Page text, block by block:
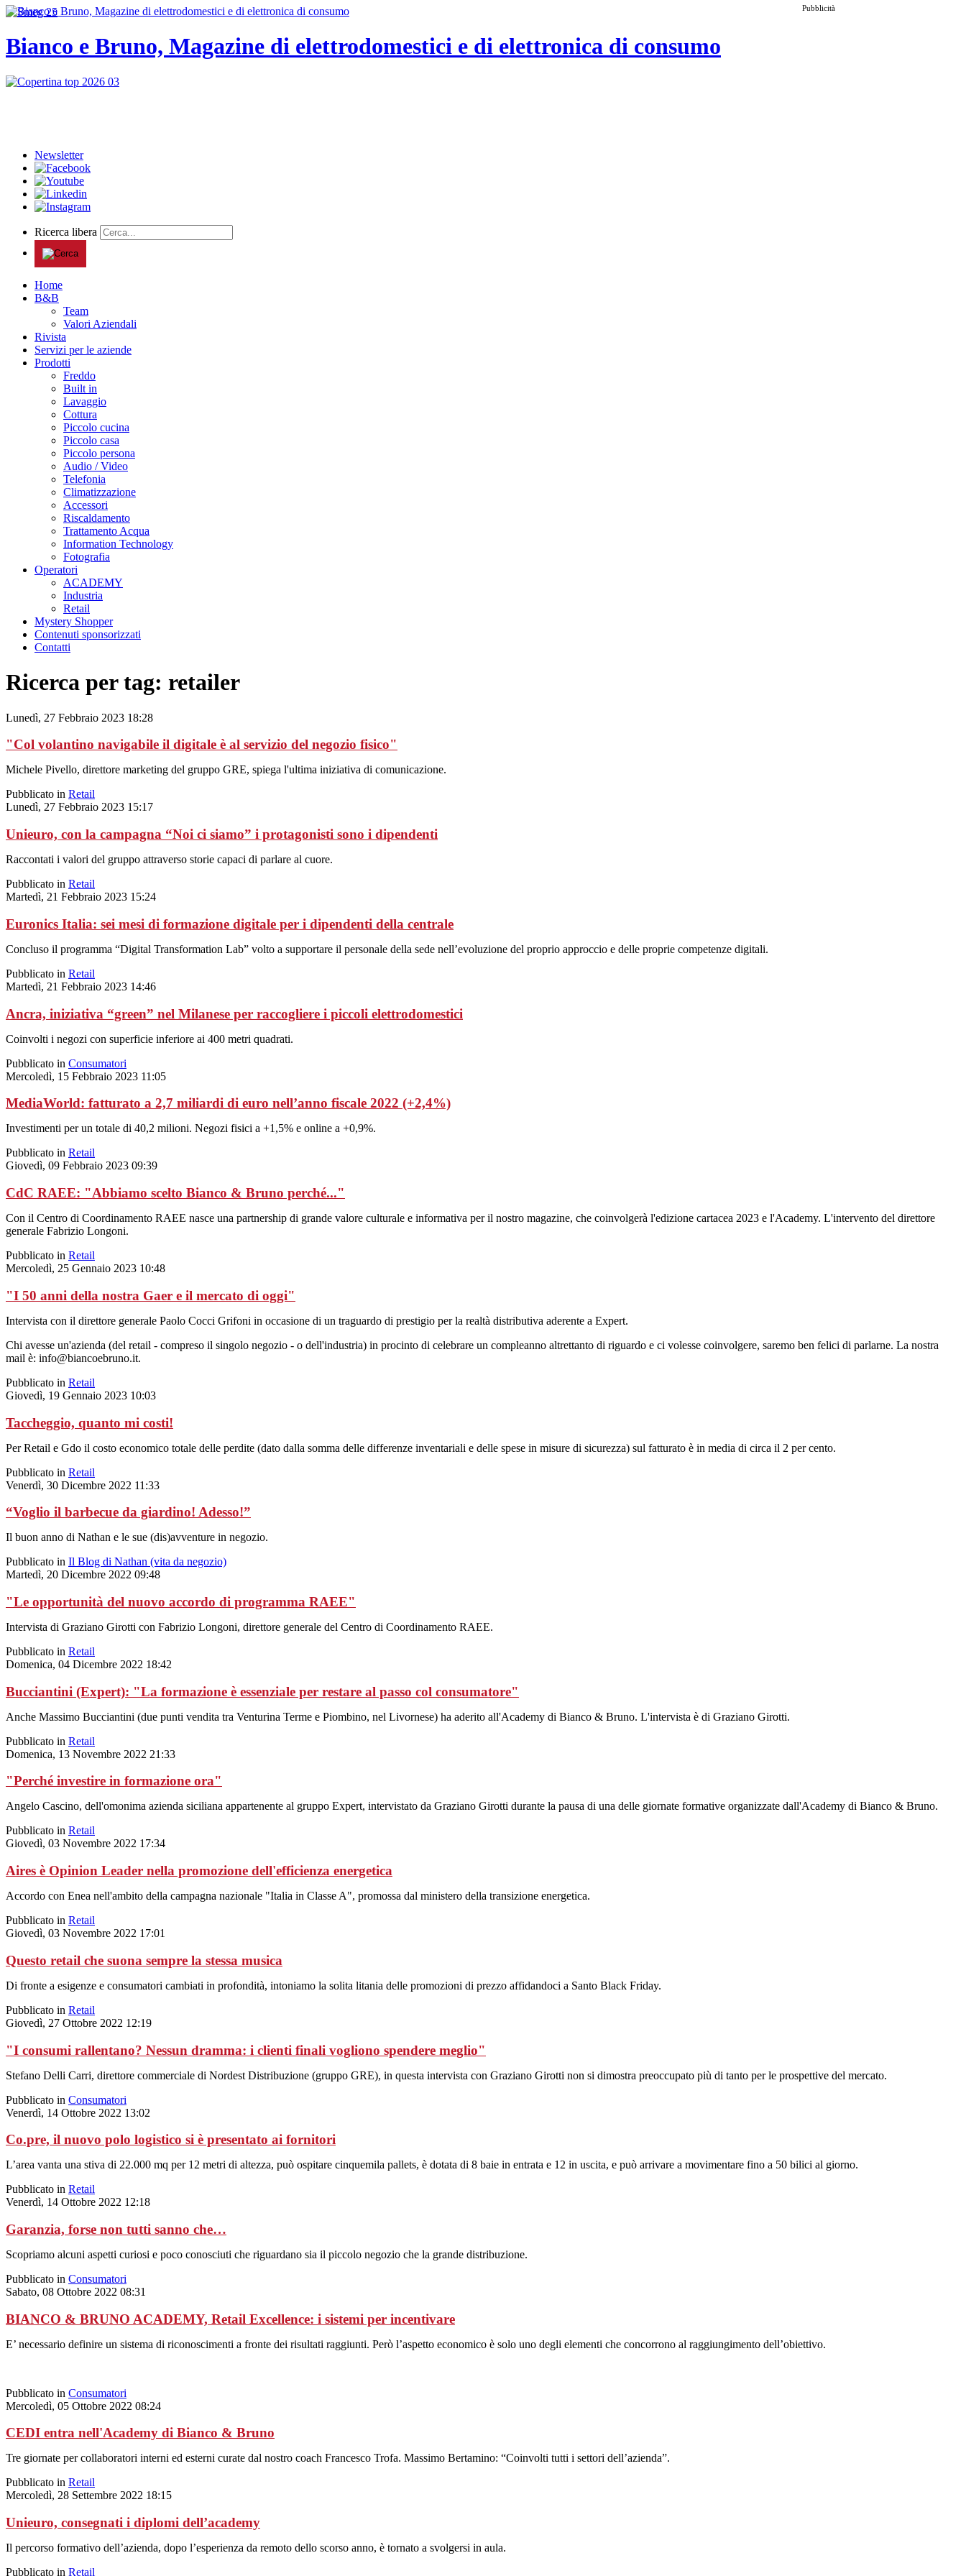
Pubblicità
Bianco e Bruno, Magazine di elettrodomestici e di elettronica di consumo
Newsletter
Ricerca libera
Home
B&B
Team
Valori Aziendali
Rivista
Servizi per le aziende
Prodotti
Freddo
Built in
Lavaggio
Cottura
Piccolo cucina
Piccolo casa
Piccolo persona
Audio / Video
Telefonia
Climatizzazione
Accessori
Riscaldamento
Trattamento Acqua
Information Technology
Fotografia
Operatori
ACADEMY
Industria
Retail
Mystery Shopper
Contenuti sponsorizzati
Contatti
Ricerca per tag: retailer
Lunedì, 27 Febbraio 2023 18:28
"Col volantino navigabile il digitale è al servizio del negozio fisico"
Michele Pivello, direttore marketing del gruppo GRE, spiega l'ultima iniziativa di comunicazione.
Pubblicato in Retail
Lunedì, 27 Febbraio 2023 15:17
Unieuro, con la campagna “Noi ci siamo” i protagonisti sono i dipendenti
Raccontati i valori del gruppo attraverso storie capaci di parlare al cuore.
Pubblicato in Retail
Martedì, 21 Febbraio 2023 15:24
Euronics Italia: sei mesi di formazione digitale per i dipendenti della centrale
Concluso il programma “Digital Transformation Lab” volto a supportare il personale della sede nell’evoluzione del proprio approccio e delle proprie competenze digitali.
Pubblicato in Retail
Martedì, 21 Febbraio 2023 14:46
Ancra, iniziativa “green” nel Milanese per raccogliere i piccoli elettrodomestici
Coinvolti i negozi con superficie inferiore ai 400 metri quadrati.
Pubblicato in Consumatori
Mercoledì, 15 Febbraio 2023 11:05
MediaWorld: fatturato a 2,7 miliardi di euro nell’anno fiscale 2022 (+2,4%)
Investimenti per un totale di 40,2 milioni. Negozi fisici a +1,5% e online a +0,9%.
Pubblicato in Retail
Giovedì, 09 Febbraio 2023 09:39
CdC RAEE: "Abbiamo scelto Bianco & Bruno perché..."
Con il Centro di Coordinamento RAEE nasce una partnership di grande valore culturale e informativa per il nostro magazine, che coinvolgerà l'edizione cartacea 2023 e l'Academy. L'intervento del direttore
generale Fabrizio Longoni.
Pubblicato in Retail
Mercoledì, 25 Gennaio 2023 10:48
"I 50 anni della nostra Gaer e il mercato di oggi"
Intervista con il direttore generale Paolo Cocci Grifoni in occasione di un traguardo di prestigio per la realtà distributiva aderente a Expert.
Chi avesse un'azienda (del retail - compreso il singolo negozio - o dell'industria) in procinto di celebrare un compleanno altrettanto di riguardo e ci volesse coinvolgere, saremo ben felici di parlarne. La nostra
mail è: info@biancoebruno.it.
Pubblicato in Retail
Giovedì, 19 Gennaio 2023 10:03
Taccheggio, quanto mi costi!
Per Retail e Gdo il costo economico totale delle perdite (dato dalla somma delle differenze inventariali e delle spese in misure di sicurezza) sul fatturato è in media di circa il 2 per cento.
Pubblicato in Retail
Venerdì, 30 Dicembre 2022 11:33
“Voglio il barbecue da giardino! Adesso!”
Il buon anno di Nathan e le sue (dis)avventure in negozio.
Pubblicato in Il Blog di Nathan (vita da negozio)
Martedì, 20 Dicembre 2022 09:48
"Le opportunità del nuovo accordo di programma RAEE"
Intervista di Graziano Girotti con Fabrizio Longoni, direttore generale del Centro di Coordinamento RAEE.
Pubblicato in Retail
Domenica, 04 Dicembre 2022 18:42
Bucciantini (Expert): "La formazione è essenziale per restare al passo col consumatore"
Anche Massimo Bucciantini (due punti vendita tra Venturina Terme e Piombino, nel Livornese) ha aderito all'Academy di Bianco & Bruno. L'intervista è di Graziano Girotti.
Pubblicato in Retail
Domenica, 13 Novembre 2022 21:33
"Perché investire in formazione ora"
Angelo Cascino, dell'omonima azienda siciliana appartenente al gruppo Expert, intervistato da Graziano Girotti durante la pausa di una delle giornate formative organizzate dall'Academy di Bianco & Bruno.
Pubblicato in Retail
Giovedì, 03 Novembre 2022 17:34
Aires è Opinion Leader nella promozione dell'efficienza energetica
Accordo con Enea nell'ambito della campagna nazionale "Italia in Classe A", promossa dal ministero della transizione energetica.
Pubblicato in Retail
Giovedì, 03 Novembre 2022 17:01
Questo retail che suona sempre la stessa musica
Di fronte a esigenze e consumatori cambiati in profondità, intoniamo la solita litania delle promozioni di prezzo affidandoci a Santo Black Friday.
Pubblicato in Retail
Giovedì, 27 Ottobre 2022 12:19
"I consumi rallentano? Nessun dramma: i clienti finali vogliono spendere meglio"
Stefano Delli Carri, direttore commerciale di Nordest Distribuzione (gruppo GRE), in questa intervista con Graziano Girotti non si dimostra preoccupato più di tanto per le prospettive del mercato.
Pubblicato in Consumatori
Venerdì, 14 Ottobre 2022 13:02
Co.pre, il nuovo polo logistico si è presentato ai fornitori
L’area vanta una stiva di 22.000 mq per 12 metri di altezza, può ospitare cinquemila pallets, è dotata di 8 baie in entrata e 12 in uscita, e può arrivare a movimentare fino a 50 bilici al giorno.
Pubblicato in Retail
Venerdì, 14 Ottobre 2022 12:18
Garanzia, forse non tutti sanno che…
Scopriamo alcuni aspetti curiosi e poco conosciuti che riguardano sia il piccolo negozio che la grande distribuzione.
Pubblicato in Consumatori
Sabato, 08 Ottobre 2022 08:31
BIANCO & BRUNO ACADEMY, Retail Excellence: i sistemi per incentivare
E’ necessario definire un sistema di riconoscimenti a fronte dei risultati raggiunti. Però l’aspetto economico è solo uno degli elementi che concorrono al raggiungimento dell’obiettivo.
Pubblicato in Consumatori
Mercoledì, 05 Ottobre 2022 08:24
CEDI entra nell'Academy di Bianco & Bruno
Tre giornate per collaboratori interni ed esterni curate dal nostro coach Francesco Trofa. Massimo Bertamino: “Coinvolti tutti i settori dell’azienda”.
Pubblicato in Retail
Mercoledì, 28 Settembre 2022 18:15
Unieuro, consegnati i diplomi dell’academy
Il percorso formativo dell’azienda, dopo l’esperienza da remoto dello scorso anno, è tornato a svolgersi in aula.
Pubblicato in Retail